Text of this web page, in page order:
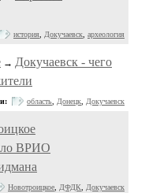
история Докучаевск археология
→ Докучаевск - чего
область Донецк Докучаевск
ВРИО
Новотроицкое ДФДК Докучаевск